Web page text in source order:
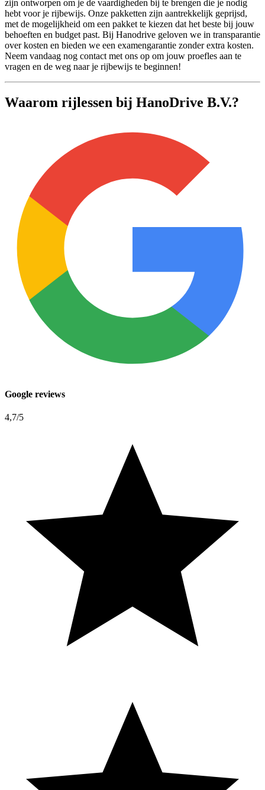
zijn ontworpen om je de vaardigheden bij te brengen die je nodig
hebt voor je rijbewijs. Onze pakketten zijn aantrekkelijk geprijsd,
met de mogelijkheid om een pakket te kiezen dat het beste bij jouw
behoeften en budget past. Bij Hanodrive geloven we in transparantie
over kosten en bieden we een examengarantie zonder extra kosten.
Neem vandaag nog contact met ons op om jouw proefles aan te
vragen en de weg naar je rijbewijs te beginnen!
Waarom rijlessen bij HanoDrive B.V.?
Google reviews
4,7/5